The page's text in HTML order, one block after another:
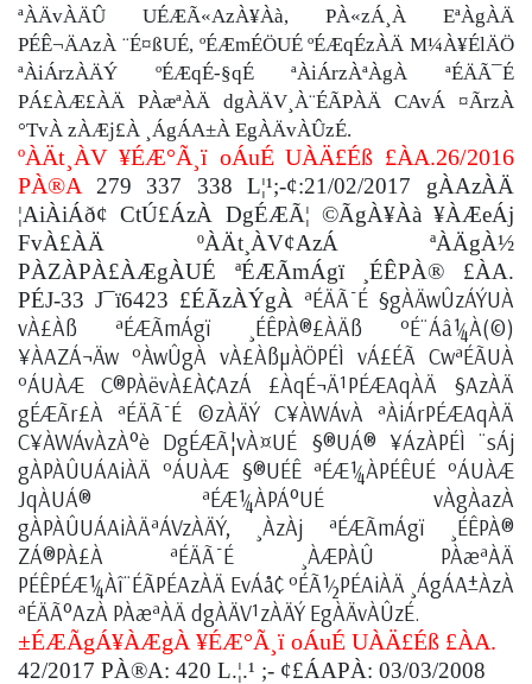
ªÀÄvÀÄÛ UÉÆÃ«AzÀ¥Àà, PÀ«zÁ¸À EªÀgÀÄ
PÉÊ¬ÄAzÀ ¨É¤ßUÉ, ºÉÆmÉÖUÉ ºÉÆqÉzÀÄ M¼À¥ÉlÄÖ
ªÀiÁrzÀÄÝ ºÉÆqÉ-§qÉ ªÀiÁrzÀªÀgÀ ªÉÄÃ¯É
PÁ£ÀÆ£ÀÄ PÀæªÀÄ dgÀÄV¸À¨ÉÃPÀÄ CAvÁ ¤ÃrzÀ
°TvÀ zÀÆj£À ¸ÁgÁA±À EgÀÄvÀÛzÉ.
ºÀÄt¸ÀV ¥ÉÆ°Ã¸ï oÁuÉ UÀÄ£Éß £ÀA.26/2016
PÀ®A 279 337 338 L¦¹;-¢:21/02/2017 gÀAzÀÄ
¦AiÀiÁð¢ CtÚ£ÁzÀ DgÉÆÃ¦ ©ÃgÀ¥Àà ¥ÀÆeÁj
FvÀ£ÀÄ ºÀÄt¸ÀV¢AzÁ ªÀÄgÀ½
PÀZÀPÀ£ÀÆgÀUÉ ªÉÆÃmÁgï ¸ÉÊPÀ® £ÀA.
PÉJ-33 J¯ï6423 £ÉÃzÀÝgÀ ªÉÄÃ¯É §gÀÄwÛzÁÝUÀ
vÀ£Àß ªÉÆÃmÁgï ¸ÉÊPÀ®£ÀÄß ºÉ¨Áâ¼À(©)
¥ÀAZÁ¬Äw ºÀwÛgÀ vÀ£ÀßµÀÖPÉÌ vÁ£ÉÃ CwªÉÃUÀ
ºÁUÀÆ C®PÀëvÀ£À¢AzÁ £ÀqÉ¬Ä¹PÉÆAqÀÄ §AzÀÄ
gÉÆÃr£À ªÉÄÃ¯É ©zÀÄÝ C¥ÀWÁvÀ ªÀiÁrPÉÆAqÀÄ
C¥ÀWÁvÀzÀ°è DgÉÆÃ¦vÀ¤UÉ §®UÁ® ¥ÁzÀPÉÌ ¨sÁj
gÀPÀÛUÁAiÀÄ ºÁUÀÆ §®UÉÊ ªÉÆ¼ÀPÉÊUÉ ºÁUÀÆ
JqÀUÁ® ªÉÆ¼ÀPÁ°UÉ vÀgÀazÀ
gÀPÀÛUÁAiÀÄªÁVzÀÄÝ, ¸ÀzÀj ªÉÆÃmÁgï ¸ÉÊPÀ®
ZÁ®PÀ£À ªÉÄÃ¯É ¸ÀÆPÀÛ PÀæªÀÄ
PÉÊPÉÆ¼Àî¨ÉÃPÉAzÀÄ EvÁå¢ ºÉÃ½PÉAiÀÄ ¸ÁgÁA±ÀzÀ
ªÉÄÃ°AzÀ PÀæªÀÄ dgÀÄV¹zÀÄÝ EgÀÄvÀÛzÉ.
±ÉÆÃgÁ¥ÀÆgÀ ¥ÉÆ°Ã¸ï oÁuÉ UÀÄ£Éß £ÀA.
42/2017 PÀ®A: 420 L.¦.¹ ;- ¢£ÁAPÀ: 03/03/2008